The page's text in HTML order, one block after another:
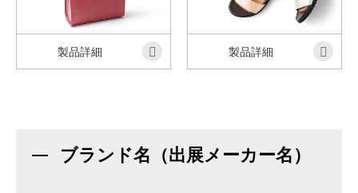
製品詳細 製品詳細
ブランド名（出展メーカー名）